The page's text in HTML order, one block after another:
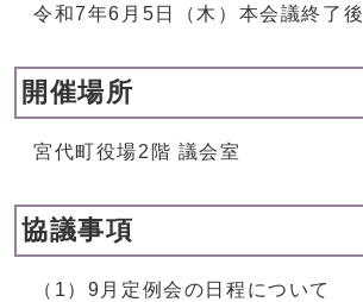
令和7年6月5日（木）本会議終了後
開催場所
宮代町役場2階 議会室
協議事項
（1）9月定例会の日程について